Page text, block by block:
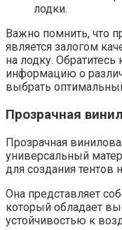
лодки.
Важно помнить, что
является залогом
на лодку. Обратитесь
информацию о
выбрать
Прозрачная
Прозрачная
универсальный
для создания
Она представляет
который обладает
устойчивостью к